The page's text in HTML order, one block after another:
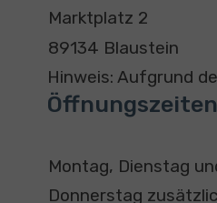
d
r
e
s
o
n
t
a
Marktplatz 2
89134 Blaustein
Hinweis: Aufgrund
Öffnungszeiten
T
a
U
h
Montag, Dienstag
Donnerstag